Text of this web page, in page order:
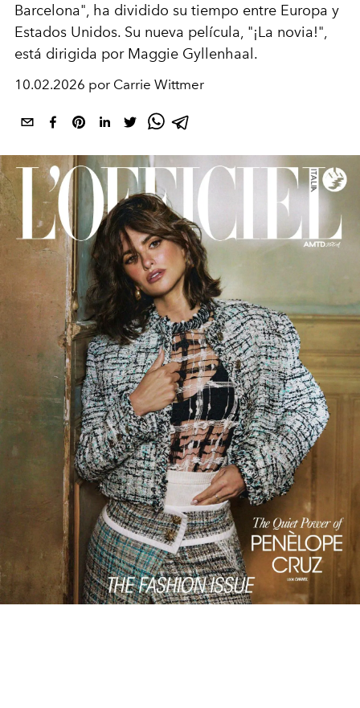
Barcelona", ha dividido su tiempo entre Europa y
Estados Unidos. Su nueva película, "¡La novia!",
está dirigida por Maggie Gyllenhaal.
10.02.2026 por Carrie Wittmer